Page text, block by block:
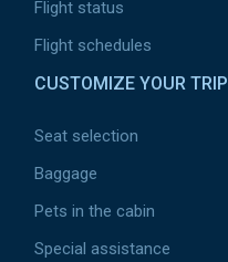
Flight status
Flight schedules
CUSTOMIZE YOUR TRIP
Seat selection
Baggage
Pets in the cabin
Special assistance